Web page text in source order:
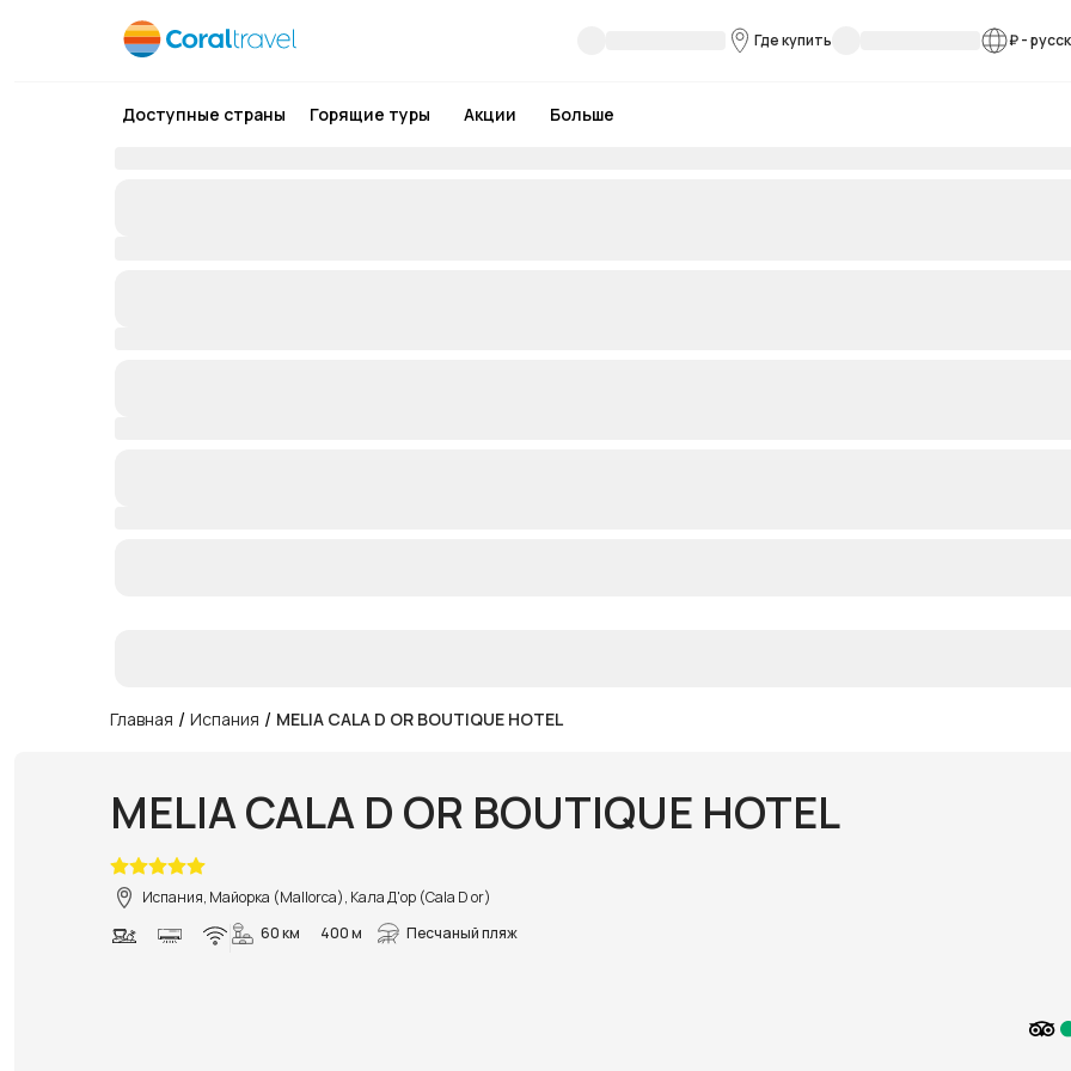
Где купить ₽-
Доступные страны Горящие туры Акции Больше
Главная / Испания / MELIA CALA D OR BOUTIQUE HOTEL
MELIA CALA D OR BOUTIQUE HOTEL
Испания, Майорка (Mallorca), Кала Д'ор (Cala D or)
60 км
400 м Песчаный пляж